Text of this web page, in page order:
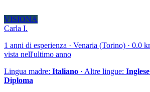
VISIONA
Carla I.
1 anni di esperienza · Venaria (Torino) · 0.0
vista nell'ultimo anno
Lingua madre: Italiano · Altre lingue: Inglese
Diploma